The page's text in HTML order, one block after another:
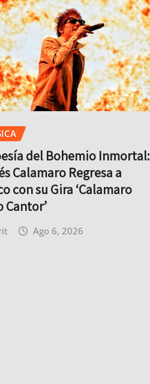
del Bohemio Inmortal:
Calamaro Regresa a
con su Gira ‘Calamaro
Cantor’
Ago 6, 2026